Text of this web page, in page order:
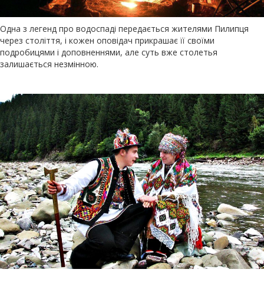
Одна з легенд про водоспаді передається жителями Пилипця
через століття, і кожен оповідач прикрашає її своїми
подробицями і доповненнями, але суть вже столетья
залишається незмінною.